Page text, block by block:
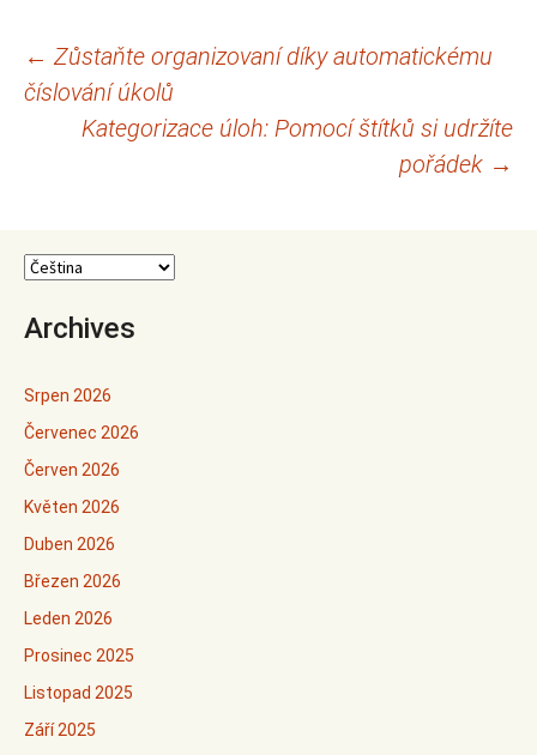
Navigace
pro
← Zůstaňte organizovaní díky automatickému
číslování úkolů
Kategorizace úloh: Pomocí štítků si udržíte
pořádek →
Archives
Srpen 2026
Červenec 2026
Červen 2026
Květen 2026
Duben 2026
Březen 2026
Leden 2026
Prosinec 2025
Listopad 2025
Září 2025